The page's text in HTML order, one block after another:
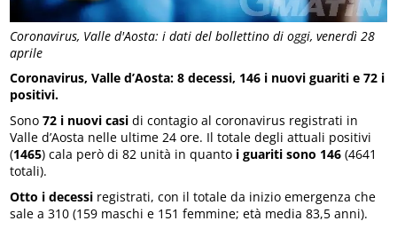
Coronavirus, Valle d'Aosta: i dati del bollettino di oggi, venerdì 28
aprile
Coronavirus, Valle d’Aosta: 8 decessi, 146 i nuovi guariti e 72 i
positivi.
Sono72 i nuovi casi di contagio al coronavirus registrati in
Valle d’Aosta nelle ultime 24 ore. Il totale degli attuali positivi
(1465) cala però di 82 unità in quanto i guariti sono 146 (4641
totali).
Otto i decessi registrati, con il totale da inizio emergenza che
sale a 310 (159 maschi e 151 femmine; età media 83,5 anni).